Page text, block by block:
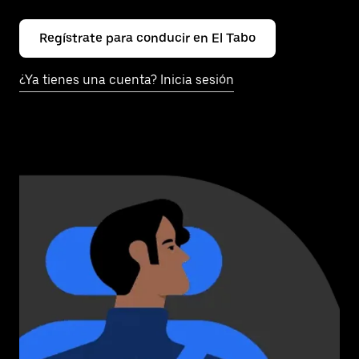
Regístrate para conducir en El Tabo
¿Ya tienes una cuenta? Inicia sesión